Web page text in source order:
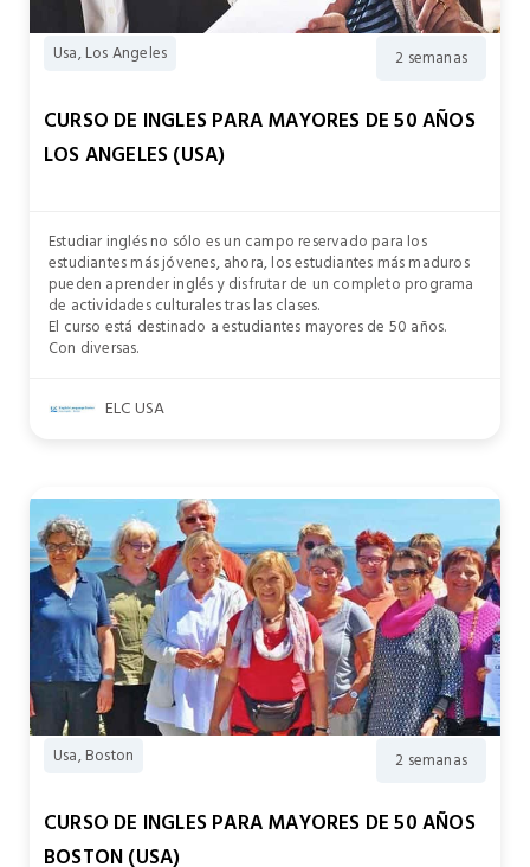
Usa, Los Angeles 2 semanas
CURSO DE INGLES PARA MAYORES DE 50 AÑOS
LOS ANGELES (USA)
Estudiar inglés no sólo es un campo reservado para los
estudiantes más jóvenes, ahora, los estudiantes más maduros
pueden aprender inglés y disfrutar de un completo programa
de actividades culturales tras las clases.
El curso está destinado a estudiantes mayores de 50 años.
Con diversas.
ELC USA
Usa, Boston 2 semanas
CURSO DE INGLES PARA MAYORES DE 50 AÑOS
BOSTON (USA)